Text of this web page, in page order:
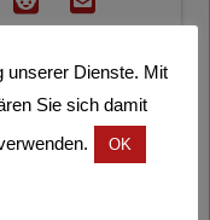
unserer Dienste. Mit
Sie sich damit
OK